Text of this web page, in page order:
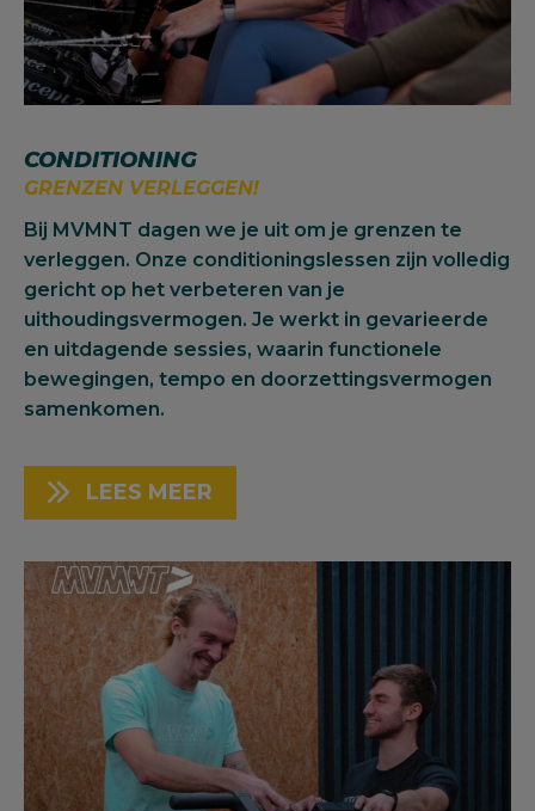
CONDITIONING
GRENZEN VERLEGGEN!
Bij MVMNT dagen we je uit om je grenzen te
verleggen. Onze conditioningslessen zijn volledig
gericht op het verbeteren van je
uithoudingsvermogen. Je werkt in gevarieerde
en uitdagende sessies, waarin functionele
bewegingen, tempo en doorzettingsvermogen
samenkomen.
LEES MEER